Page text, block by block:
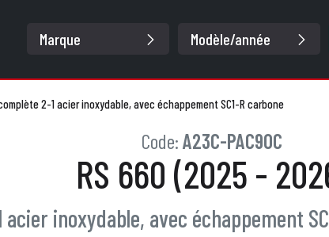
2-1 acier inoxydable, avec échappement SC1-R carbone
Code:A23C-PAC90C
RS 660 (2025 -
inoxydable, avec échappement